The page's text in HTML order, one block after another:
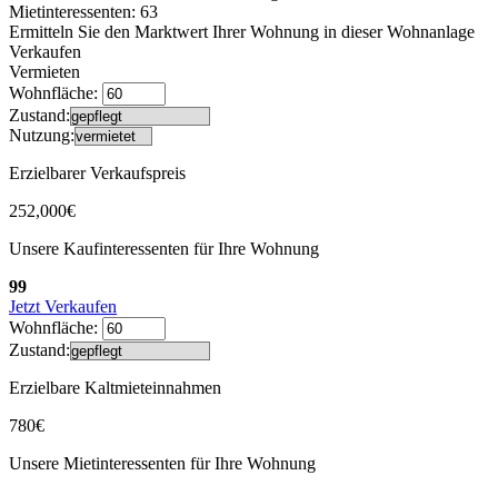
Mietinteressenten: 63
Ermitteln Sie den Marktwert Ihrer Wohnung in dieser Wohnanlage
Verkaufen
Vermieten
Wohnfläche:
Zustand:
Nutzung:
Erzielbarer Verkaufspreis
252,000€
Unsere Kaufinteressenten für Ihre Wohnung
99
Jetzt Verkaufen
Wohnfläche:
Zustand:
Erzielbare Kaltmieteinnahmen
780€
Unsere Mietinteressenten für Ihre Wohnung